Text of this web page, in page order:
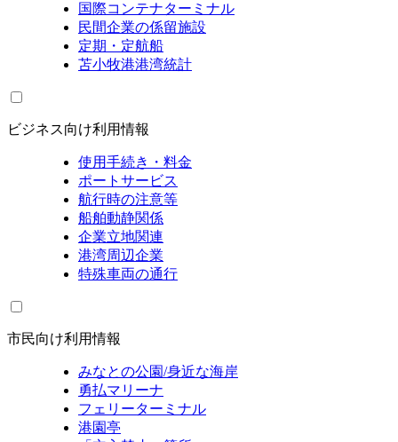
国際コンテナターミナル
民間企業の係留施設
定期・定航船
苫小牧港港湾統計
ビジネス向け利用情報
使用手続き・料金
ポートサービス
航行時の注意等
船舶動静関係
企業立地関連
港湾周辺企業
特殊車両の通行
市民向け利用情報
みなとの公園/身近な海岸
勇払マリーナ
フェリーターミナル
港園亭